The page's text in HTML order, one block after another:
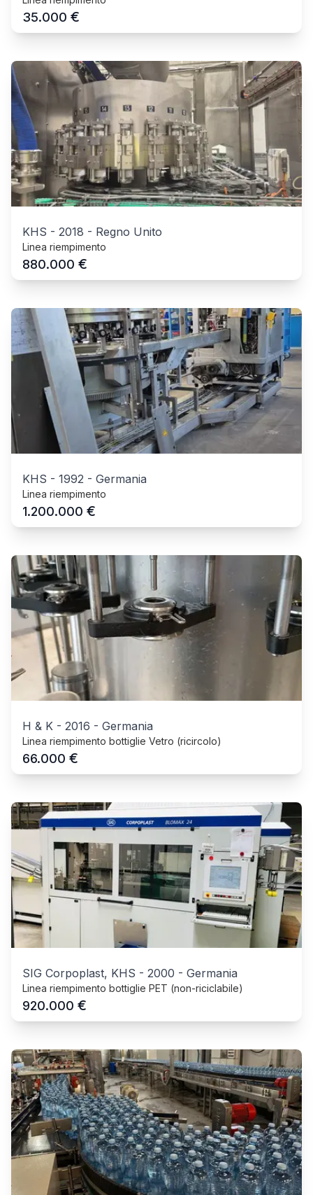
35.000 €
KHS - 2018 - Regno Unito
Linea riempimento
880.000 €
KHS - 1992 - Germania
Linea riempimento
1.200.000 €
H & K - 2016 - Germania
Linea riempimento bottiglie Vetro (ricircolo)
66.000 €
SIG Corpoplast, KHS - 2000 - Germania
Linea riempimento bottiglie PET (non-riciclabile)
920.000 €